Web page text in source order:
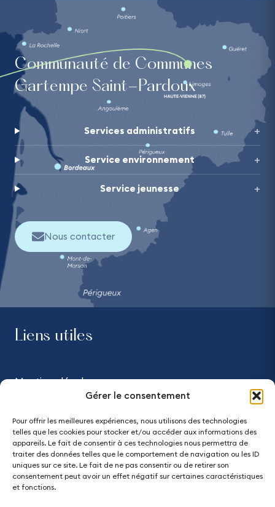
Gérer le consentement
Pour offrir les meilleures expériences, nous utilisons des technologies
telles que les cookies pour stocker et/ou accéder aux informations des
appareils. Le fait de consentir à ces technologies nous permettra de
traiter des données telles que le comportement de navigation ou les ID
uniques sur ce site. Le fait de ne pas consentir ou de retirer son
consentement peut avoir un effet négatif sur certaines caractéristiques
et fonctions.
Communauté de Communes
Gartempe Saint-Pardoux
Services administratifs
Service environnement
Service jeunesse
Nous contacter
Liens utiles
Mentions légales
Accessibilité - partiellement conforme
Plan du site